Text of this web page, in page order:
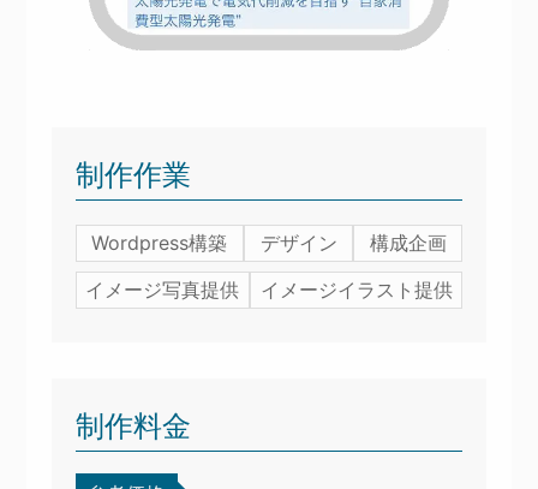
制作作業
Wordpress構築 デザイン
構成企画
イメージ写真提供
イメージイラスト提供
制作料金